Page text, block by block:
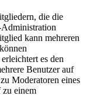
die die
kann mehreren
es den
Benutzer auf
Moderatoren eines
zu einem